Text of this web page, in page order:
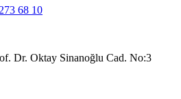
68 10
Dr. Oktay Sinanoğlu Cad. No:3